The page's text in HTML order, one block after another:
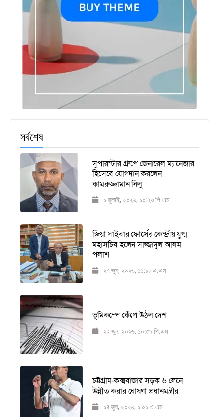
সর্বশেষ
সুপারস্টার গ্রুপে জেনারেল ম্যানেজার
হিসেবে যোগদান করলেন
কামরুজ্জামান নিলু
১ জুলাই, ২০২৬, ১০:২৩ পি.এম
জিয়া সাইবার ফোর্সের কেন্দ্রীয় যুগ্ম
মহাসচিব হলেন সাজ্জাদুল আলম
পলাশ
২৭ জুন, ২০২৬, ১১:১৮ এ.এম
ভূমিকম্পে কেঁপে উঠল দেশ
২২ জুন, ২০২৬, ১০:৩৯ পি.এম
চট্টগ্রাম-কক্সবাজার সড়ক ৬ লেনে
উন্নীত করার ঘোষণা প্রধানমন্ত্রীর
১৪ জুন, ২০২৬, ১:০১ এ.এম